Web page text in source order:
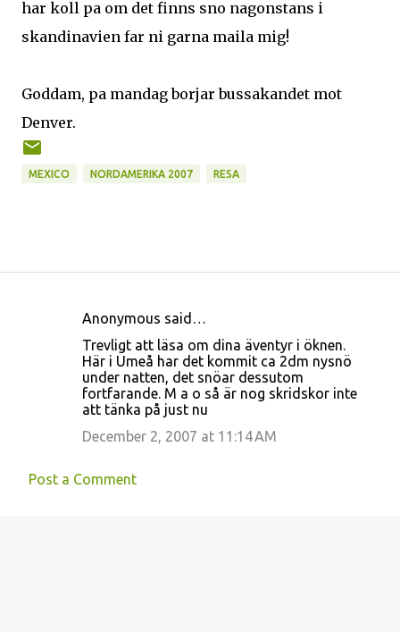
har koll pa om det finns sno nagonstans i
skandinavien far ni garna maila mig!
Goddam, pa mandag borjar bussakandet mot
Denver.
MEXICO NORDAMERIKA 2007 RESA
t
Anonymous said…
Trevligt att läsa om dina äventyr i öknen.
Här i Umeå har det kommit ca 2dm nysnö
under natten, det snöar dessutom
fortfarande. M a o så är nog skridskor inte
att tänka på just nu
December 2, 2007 at 11:14 AM
Post a Comment